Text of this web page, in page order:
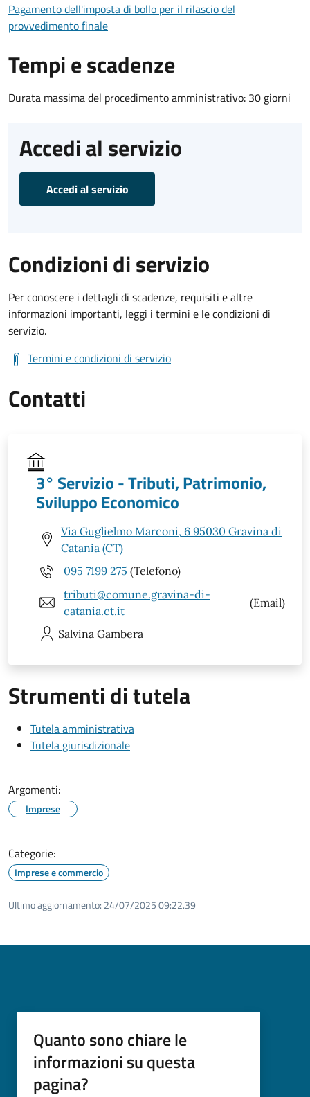
Pagamento dell'imposta di bollo per il rilascio del
provvedimento finale
Tempi e scadenze
Durata massima del procedimento amministrativo: 30 giorni
Accedi al servizio
Accedi al servizio
Condizioni di servizio
Per conoscere i dettagli di scadenze, requisiti e altre
informazioni importanti, leggi i termini e le condizioni di
servizio.
Termini e condizioni di servizio
Contatti
3° Servizio - Tributi, Patrimonio,
Sviluppo Economico
Via Guglielmo Marconi, 6 95030 Gravina di
Catania (CT)
095 7199 275 (Telefono)
tributi@comune.gravina-di-
catania.ct.it
(Email)
Salvina Gambera
Strumenti di tutela
Tutela amministrativa
Tutela giurisdizionale
Argomenti:
Imprese
Categorie:
Imprese e commercio
Ultimo aggiornamento: 24/07/2025 09:22.39
Quanto sono chiare le
informazioni su questa
pagina?